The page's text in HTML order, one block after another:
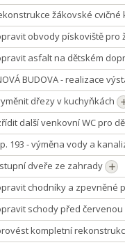
žákovské cvičné
obvody pískoviště
asfalt na dětském
BUDOVA - realizace
dřezy v kuchyňkách
další venkovní WC pro
193 - výměna vody a
dveře ze zahrady
chodníky a
schody před
kompletní